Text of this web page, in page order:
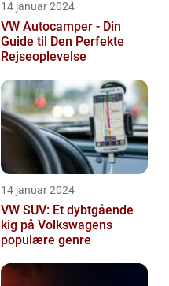
14 januar 2024
VW Autocamper - Din
Guide til Den Perfekte
Rejseoplevelse
14 januar 2024
VW SUV: Et dybtgående
kig på Volkswagens
populære genre